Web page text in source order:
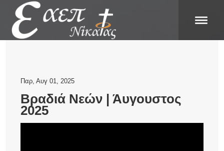
Παρ, Αυγ 01, 2025
Βραδιά Νεών | Άυγουστος
2025